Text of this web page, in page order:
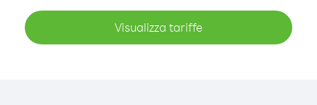
Visualizza tariffe